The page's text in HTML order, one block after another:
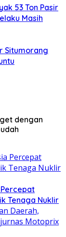
53 Ton Pasir
Masih
Situmorang
dengan
Percepat
Tenaga Nuklir